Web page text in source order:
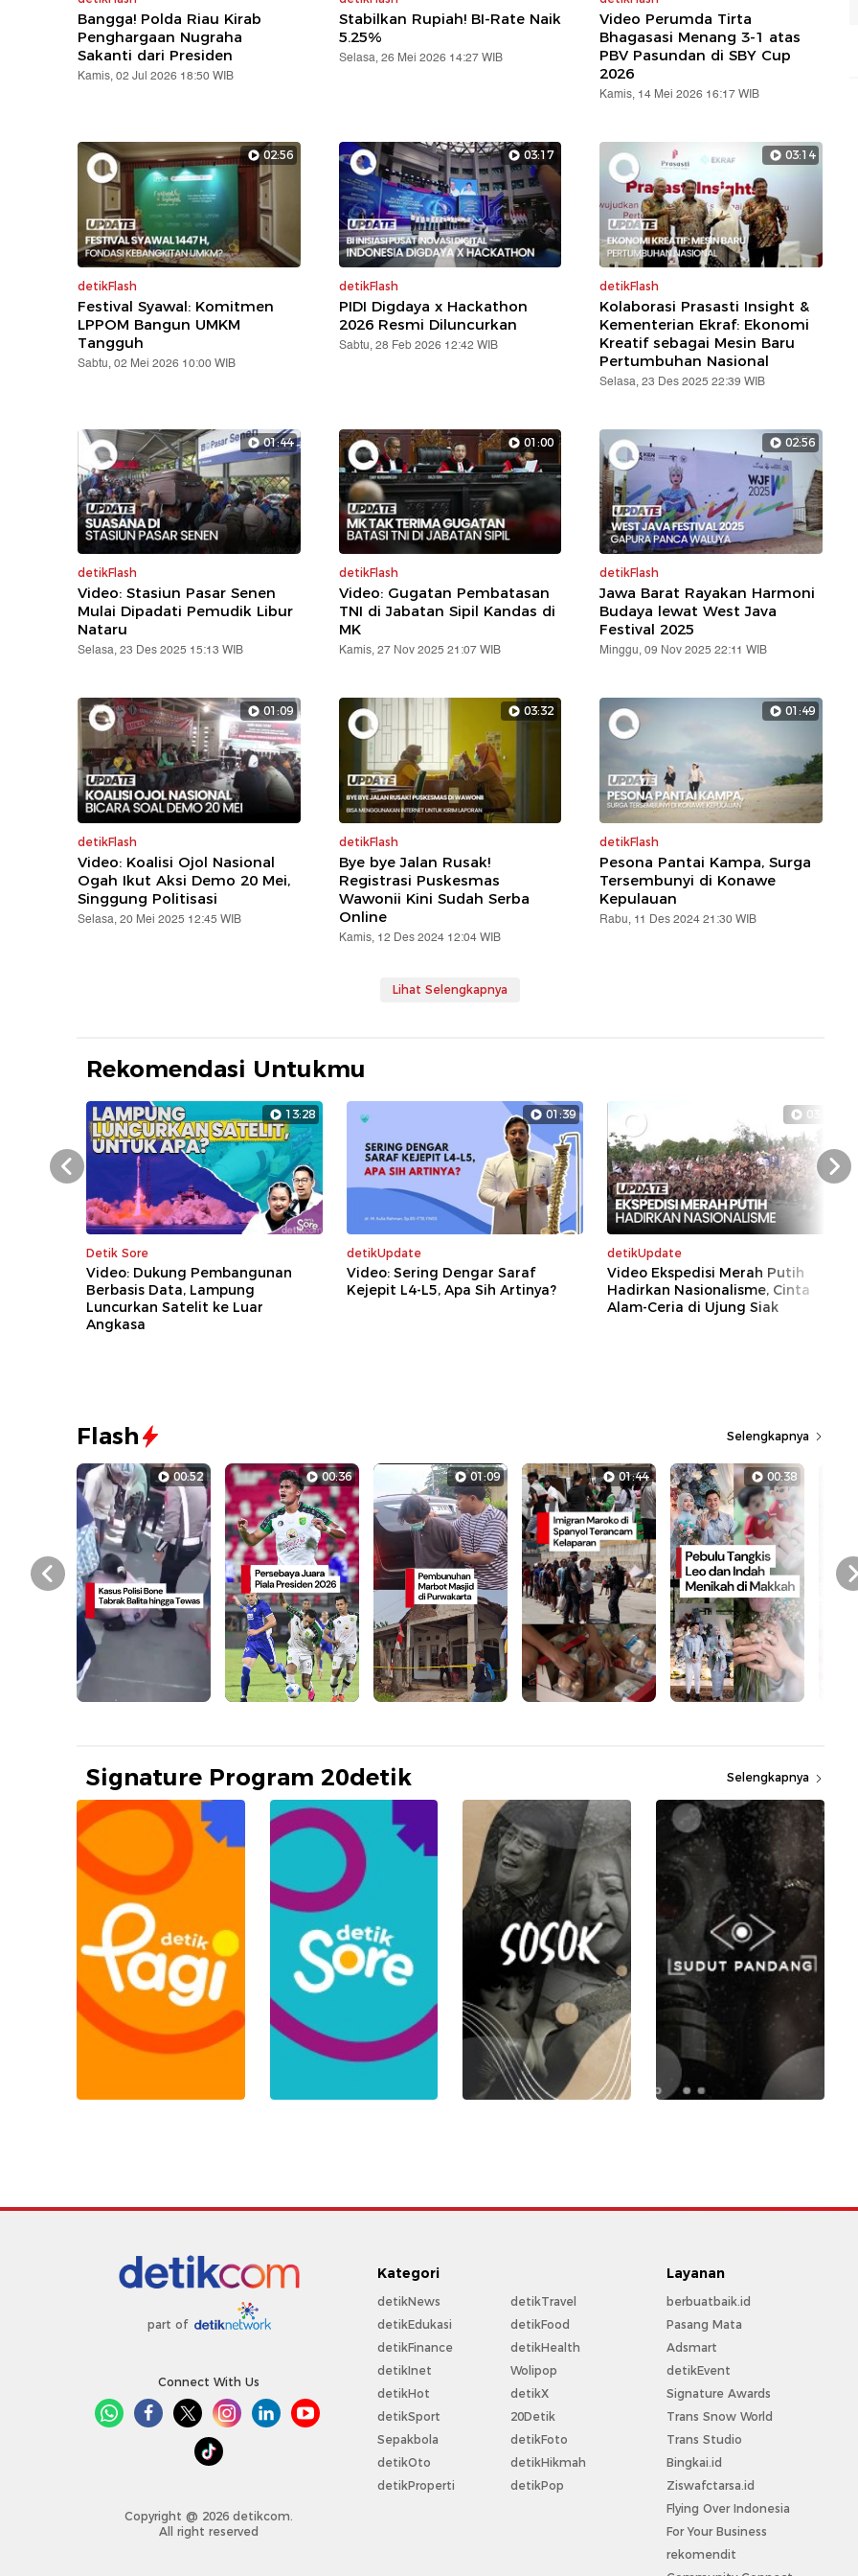
Bangga! Polda Riau Kirab
Penghargaan Nugraha
Sakanti dari Presiden
Kamis, 02 Jul 2026 18:50 WIB
Stabilkan Rupiah! BI-Rate Naik
5.25%
Selasa, 26 Mei 2026 14:27 WIB
Video Perumda Tirta
Bhagasasi Menang 3-1 atas
PBV Pasundan di SBY Cup
2026
Kamis, 14 Mei 2026 16:17 WIB
02:56
detikFlash
Festival Syawal: Komitmen
LPPOM Bangun UMKM
Tangguh
Sabtu, 02 Mei 2026 10:00 WIB
03:17
detikFlash
PIDI Digdaya x Hackathon
2026 Resmi Diluncurkan
Sabtu, 28 Feb 2026 12:42 WIB
03:14
detikFlash
Kolaborasi Prasasti Insight &
Kementerian Ekraf: Ekonomi
Kreatif sebagai Mesin Baru
Pertumbuhan Nasional
Selasa, 23 Des 2025 22:39 WIB
01:44
detikFlash
Video: Stasiun Pasar Senen
Mulai Dipadati Pemudik Libur
Nataru
Selasa, 23 Des 2025 15:13 WIB
01:00
detikFlash
Video: Gugatan Pembatasan
TNI di Jabatan Sipil Kandas di
MK
Kamis, 27 Nov 2025 21:07 WIB
02:56
detikFlash
Jawa Barat Rayakan Harmoni
Budaya lewat West Java
Festival 2025
Minggu, 09 Nov 2025 22:11 WIB
01:09
detikFlash
Video: Koalisi Ojol Nasional
Ogah Ikut Aksi Demo 20 Mei,
Singgung Politisasi
Selasa, 20 Mei 2025 12:45 WIB
03:32
detikFlash
Bye bye Jalan Rusak!
Registrasi Puskesmas
Wawonii Kini Sudah Serba
Online
Kamis, 12 Des 2024 12:04 WIB
01:49
detikFlash
Pesona Pantai Kampa, Surga
Tersembunyi di Konawe
Kepulauan
Rabu, 11 Des 2024 21:30 WIB
Lihat Selengkapnya
Rekomendasi Untukmu
13:28
Detik Sore
Video: Dukung Pembangunan
Berbasis Data, Lampung
Luncurkan Satelit ke Luar
Angkasa
01:39
detikUpdate
Video: Sering Dengar Saraf
Kejepit L4-L5, Apa Sih Artinya?
03:24
detikUpdate
Video Ekspedisi Merah Putih
Hadirkan Nasionalisme, Cinta
Alam-Ceria di Ujung Siak
Prev Next
Flash Selengkapnya
00:52 00:36 01:09 01:44 00:38
Prev
Signature Program 20detik Selengkapnya
part of
Connect With Us
Copyright @ 2026 detikcom.
All right reserved
Kategori
detikNews
detikEdukasi
detikFinance
detikInet
detikHot
detikSport
Sepakbola
detikOto
detikProperti
detikTravel
detikFood
detikHealth
Wolipop
detikX
20Detik
detikFoto
detikHikmah
detikPop
Layanan
berbuatbaik.id
Pasang Mata
Adsmart
detikEvent
Signature Awards
Trans Snow World
Trans Studio
Bingkai.id
Ziswafctarsa.id
Flying Over Indonesia
For Your Business
rekomendit